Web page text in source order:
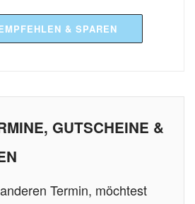
& SPAREN
GUTSCHEINE &
Termin, möchtest